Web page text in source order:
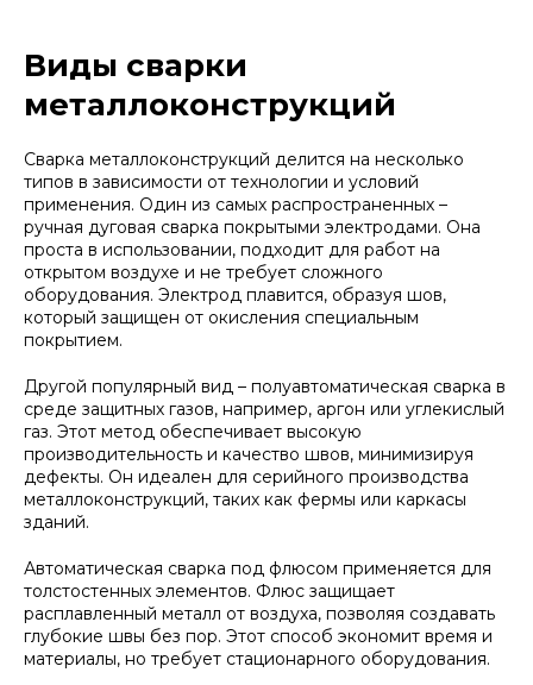
Виды сварки
металлоконструкций
Сварка металлоконструкций делится на несколько
типов в зависимости от технологии и условий
применения. Один из самых распространенных –
ручная дуговая сварка покрытыми электродами. Она
проста в использовании, подходит для работ на
открытом воздухе и не требует сложного
оборудования. Электрод плавится, образуя шов,
который защищен от окисления специальным
покрытием.
Другой популярный вид – полуавтоматическая сварка в
среде защитных газов, например, аргон или углекислый
газ. Этот метод обеспечивает высокую
производительность и качество швов, минимизируя
дефекты. Он идеален для серийного производства
металлоконструкций, таких как фермы или каркасы
зданий.
Автоматическая сварка под флюсом применяется для
толстостенных элементов. Флюс защищает
расплавленный металл от воздуха, позволяя создавать
глубокие швы без пор. Этот способ экономит время и
материалы, но требует стационарного оборудования.